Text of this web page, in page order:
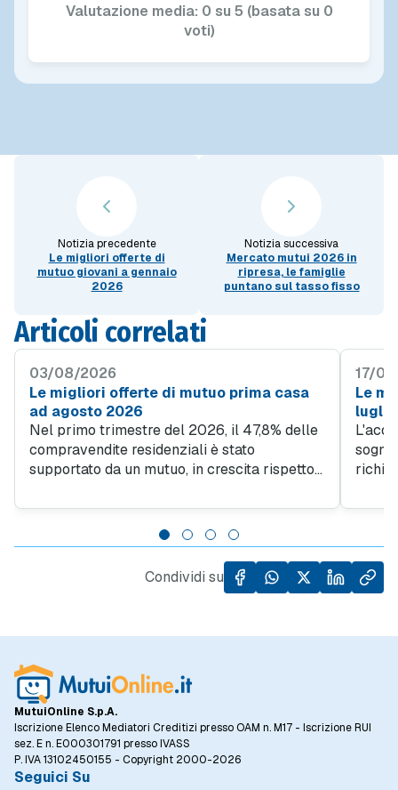
Valutazione media: 0 su 5 (basata su 0
voti)
Notizia precedente
Le migliori offerte di
mutuo giovani a gennaio
2026
Notizia successiva
Mercato mutui 2026 in
ripresa, le famiglie
puntano sul tasso fisso
Articoli correlati
03/08/2026
Le migliori offerte di mutuo prima casa
ad agosto 2026
Nel primo trimestre del 2026, il 47,8% delle
compravendite residenziali è stato
supportato da un mutuo, in crescita rispetto
trend evidenzia quanto sia importante
l'accesso al credito per facilitare l'acquisto
di case, specialmente in un contesto in cui il
prezzo al metro quadro degli immobili ha
registrato un incremento del 5,5% rispetto
17/
Le
Condividi su
MutuiOnline S.p.A.
Iscrizione Elenco Mediatori Creditizi presso OAM n. M17 - Iscrizione RUI
sez. E n. E000301791 presso IVASS
P. IVA 13102450155 - Copyright 2000-2026
Seguici Su